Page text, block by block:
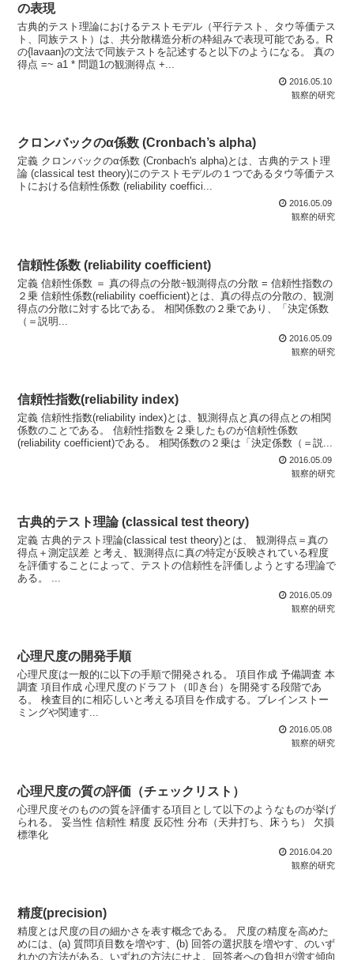
の表現
古典的テスト理論におけるテストモデル（平行テスト、タウ等価テス
ト、同族テスト）は、共分散構造分析の枠組みで表現可能である。R
の{lavaan}の文法で同族テストを記述すると以下のようになる。 真の
得点 =~ a1 * 問題1の観測得点 +...
2016.05.10
観察的研究
クロンバックのα係数 (Cronbach’s alpha)
定義 クロンバックのα係数 (Cronbach's alpha)とは、古典的テスト理
論 (classical test theory)にのテストモデルの１つであるタウ等価テス
トにおける信頼性係数 (reliability coeffici...
2016.05.09
観察的研究
信頼性係数 (reliability coefficient)
定義 信頼性係数 ＝ 真の得点の分散÷観測得点の分散 = 信頼性指数の
２乗 信頼性係数(reliability coefficient)とは、真の得点の分散の、観測
得点の分散に対する比である。 相関係数の２乗であり、「決定係数
（＝説明...
2016.05.09
観察的研究
信頼性指数(reliability index)
定義 信頼性指数(reliability index)とは、観測得点と真の得点との相関
係数のことである。 信頼性指数を２乗したものが信頼性係数
(reliability coefficient)である。 相関係数の２乗は「決定係数（＝説...
2016.05.09
観察的研究
古典的テスト理論 (classical test theory)
定義 古典的テスト理論(classical test theory)とは、 観測得点＝真の
得点＋測定誤差 と考え、観測得点に真の特定が反映されている程度
を評価することによって、テストの信頼性を評価しようとする理論で
ある。 ...
2016.05.09
観察的研究
心理尺度の開発手順
心理尺度は一般的に以下の手順で開発される。 項目作成 予備調査 本
調査 項目作成 心理尺度のドラフト（叩き台）を開発する段階であ
る。 検査目的に相応しいと考える項目を作成する。ブレインストー
ミングや関連す...
2016.05.08
観察的研究
心理尺度の質の評価（チェックリスト）
心理尺度そのものの質を評価する項目として以下のようなものが挙げ
られる。 妥当性 信頼性 精度 反応性 分布（天井打ち、床うち） 欠損
標準化
2016.04.20
観察的研究
精度(precision)
精度とは尺度の目の細かさを表す概念である。 尺度の精度を高めた
めには、(a) 質問項目数を増やす、(b) 回答の選択肢を増やす、のいず
れかの方法がある。いずれの方法にせよ、回答者への負担が増す傾向